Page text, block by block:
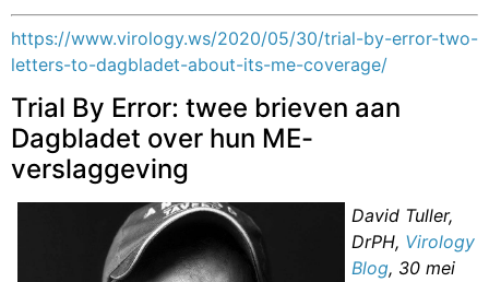
https://www.virology.ws/2020/05/30/trial-by-error-two-
letters-to-dagbladet-about-its-me-coverage/
Trial By Error: twee brieven aan
Dagbladet over hun ME-
verslaggeving
David Tuller,
DrPH, Virology
Blog, 30 mei